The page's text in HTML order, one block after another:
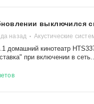
выключился
назад Акустические
домашний кинотеатр
при включении в